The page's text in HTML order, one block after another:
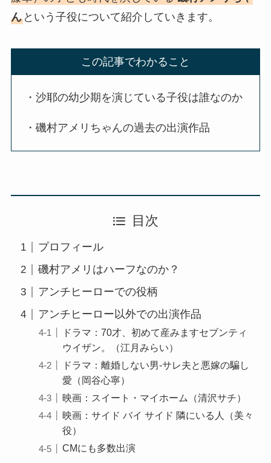
んという子役について紹介していきます。
この記事でわかること
・沙耶の幼少期を演じている子役は誰なのか
・磯村アメリちゃんの過去の出演作品
目次
プロフィール
磯村アメリはハーフなのか？
アンチヒーローでの役柄
アンチヒーロー以外での出演作品
ドラマ：70才、初めて産みますセブンティ
ウイザン。（江月みらい）
ドラマ：離婚しない男-サレ夫と悪嫁の騙し
愛（岡谷心寧）
映画：スイート・マイホーム（清沢サチ）
映画：サイド バイ サイド 隣にいる人（美々
役）
CMにも多数出演